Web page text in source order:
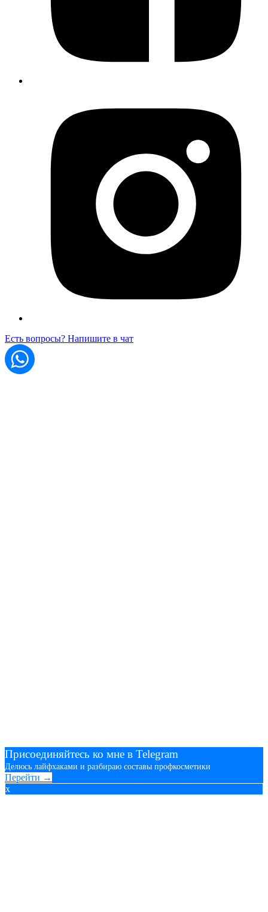
Есть вопросы? Напишите в чат
Присоединяйтесь ко мне в Telegram
Делюсь лайфхаками и разбираю составы профкосметики
Перейти →
x